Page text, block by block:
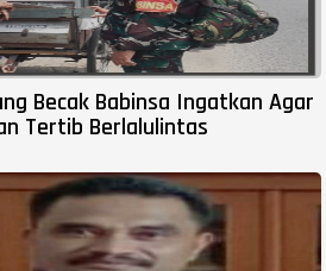
Becak Babinsa Ingatkan Agar
Tertib Berlalulintas